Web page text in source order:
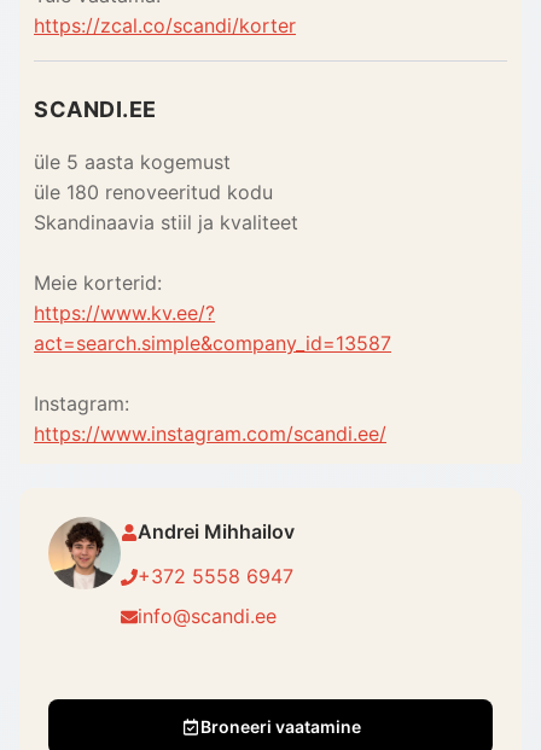
https://zcal.co/scandi/korter
SCANDI.EE
üle 5 aasta kogemust
üle 180 renoveeritud kodu
Skandinaavia stiil ja kvaliteet
Meie korterid:
https://www.kv.ee/?
act=search.simple&company_id=13587
Instagram:
https://www.instagram.com/scandi.ee/
Andrei Mihhailov
+372 5558 6947
info@scandi.ee
Broneeri vaatamine